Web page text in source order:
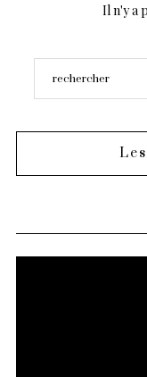
Il n'y a